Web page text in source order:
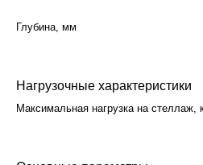
Глубина, мм
Нагрузочные характеристики
Максимальная нагрузка на стеллаж,